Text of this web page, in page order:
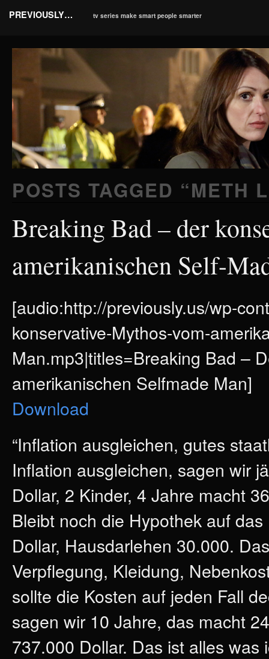
PREVIOUSLY… tv series make smart people smarter
POSTS TAGGED “METH
Breaking Bad – der
amerikanischen Self-
[audio:http://previously.us/wp-
konservative-Mythos-vom-
Man.mp3|titles=Breaking Bad –
amerikanischen Selfmade Man]
Download
“Inflation ausgleichen, gutes
Inflation ausgleichen, sagen wir
Dollar, 2 Kinder, 4 Jahre macht
Bleibt noch die Hypothek auf
Dollar, Hausdarlehen 30.000.
Verpflegung, Kleidung,
sollte die Kosten auf jeden Fall
sagen wir 10 Jahre, das macht
737.000 Dollar. Das ist alles was